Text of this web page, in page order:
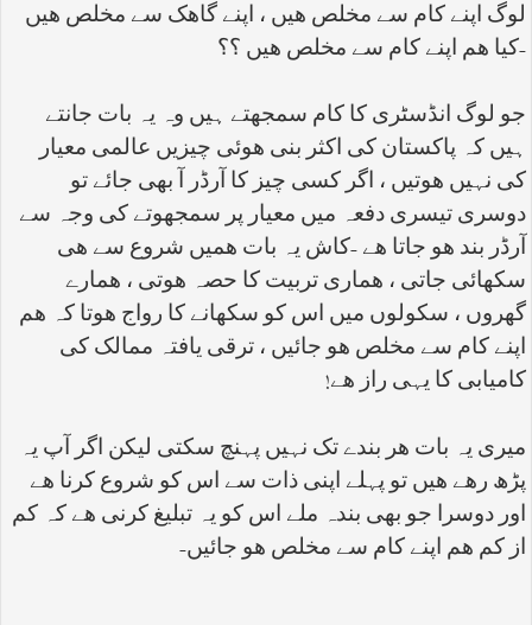
لوگ اپنے کام سے مخلص ھیں ، اپنے گاھک سے مخلص ھیں
-کیا ھم اپنے کام سے مخلص ھیں ؟؟
جو لوگ انڈسٹری کا کام سمجھتے ہیں وہ یہ بات جانتے
ہیں کہ پاکستان کی اکثر بنی ھوئی چیزیں عالمی معیار
کی نہیں ھوتیں ، اگر کسی چیز کا آرڈر آ بھی جائے تو
دوسری تیسری دفعہ میں معیار پر سمجھوتے کی وجہ سے
آرڈر بند ھو جاتا ھے -کاش یہ بات ھمیں شروع سے ھی
سکھائی جاتی ، ھماری تربیت کا حصہ ھوتی ، ھمارے
گھروں ، سکولوں میں اس کو سکھانے کا رواج ھوتا کہ ھم
اپنے کام سے مخلص ھو جائیں ، ترقی یافتہ ممالک کی
کامیابی کا یہی راز ھے!
میری یہ بات ھر بندے تک نہیں پہنچ سکتی لیکن اگر آپ یہ
پڑھ رھے ھیں تو پہلے اپنی ذات سے اس کو شروع کرنا ھے
اور دوسرا جو بھی بندہ ملے اس کو یہ تبلیغ کرنی ھے کہ کم
از کم ھم اپنے کام سے مخلص ھو جائیں-